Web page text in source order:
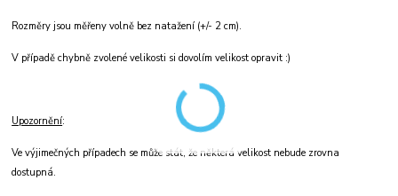
Rozměry jsou měřeny volně bez natažení (+/- 2 cm).
V případě chybně zvolené velikosti si dovolím velikost opravit :)
Upozornění:
Ve výjimečných případech se může stát, že některá velikost nebude zrovna
dostupná.